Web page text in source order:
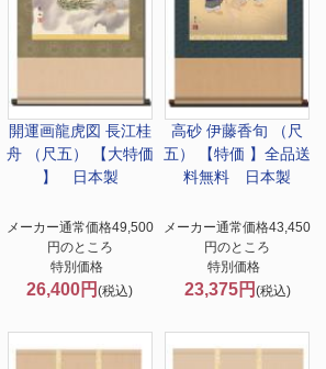
開運画龍虎図 長江桂
舟 （尺五） 【大特価
】 日本製
メーカー通常価格49,500
円のところ
特別価格
26,400円(税込)
高砂 伊藤香旬 （尺
五） 【特価 】全品送
料無料 日本製
メーカー通常価格43,450
円のところ
特別価格
23,375円 (税込)